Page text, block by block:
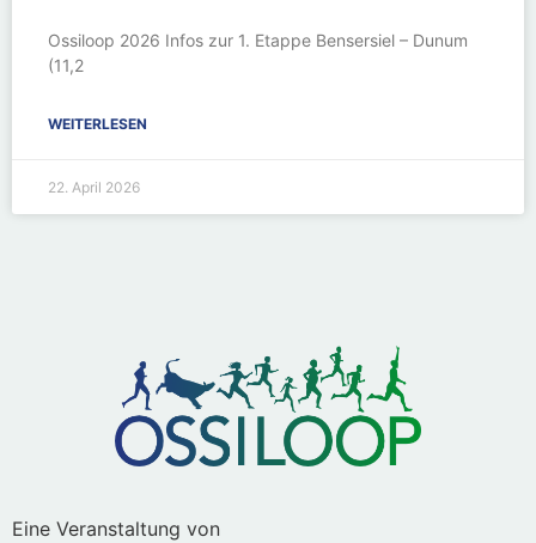
Ossiloop 2026 Infos zur 1. Etappe Bensersiel – Dunum
(11,2
WEITERLESEN
22. April 2026
Eine Veranstaltung von